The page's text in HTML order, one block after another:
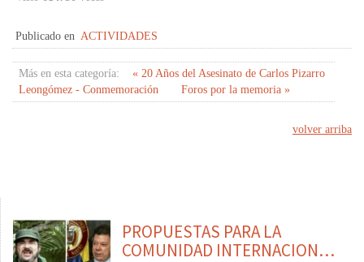
Publicado en ACTIVIDADES
Más en esta categoría:
« 20 Años del Asesinato de Carlos Pizarro
Leongómez - Conmemoración
Foros por la memoria »
volver arriba
PROPUESTAS PARA LA
COMUNIDAD INTERNACION…